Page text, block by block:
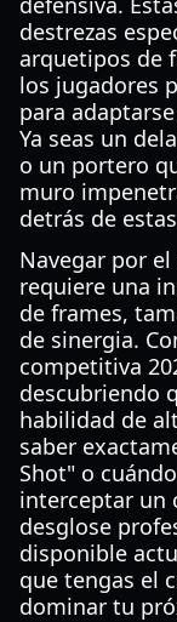
destrezas
arquetipos de
los jugadores
para
Ya seas un
o un portero
muro
detrás de
Navegar por
requiere una
de frames,
de sinergia.
competitiva
descubriendo
habilidad de
saber
Shot" o
interceptar un
desglose
disponible
que tengas el
dominar tu